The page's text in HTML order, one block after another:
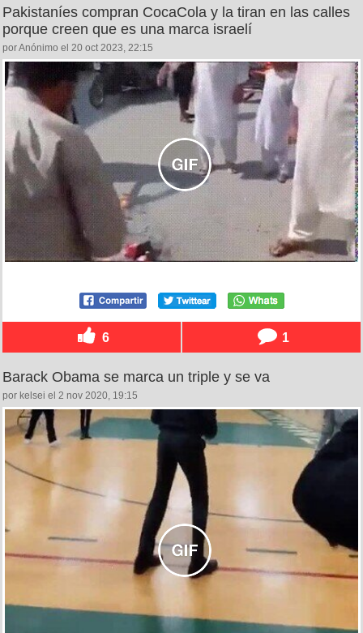
Pakistaníes compran CocaCola y la tiran en las calles
porque creen que es una marca israelí
por Anónimo el 20 oct 2023, 22:15
6 1
Barack Obama se marca un triple y se va
por kelsei el 2 nov 2020, 19:15